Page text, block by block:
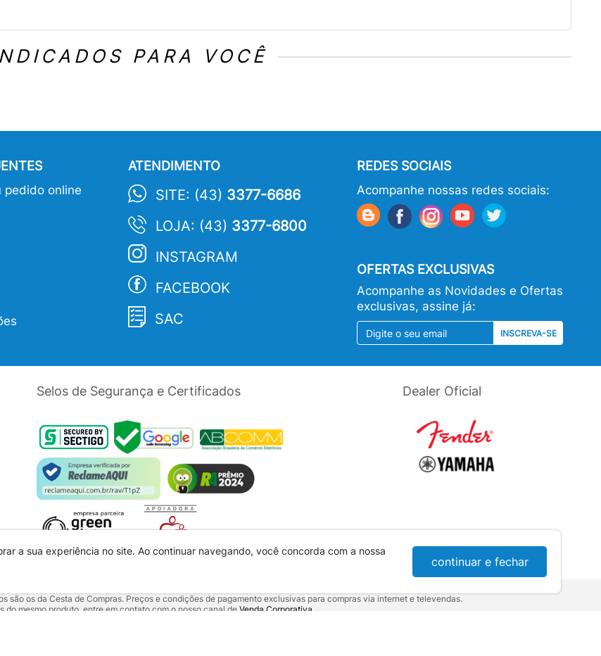
PARA VOCÊ
pedido online
ATENDIMENTO
SITE: (43) 3377-6686
LOJA: (43) 3377-6800
INSTAGRAM
FACEBOOK
SAC
REDES SOCIAIS
Acompanhe nossas redes sociais:
OFERTAS EXCLUSIVAS
Acompanhe as Novidades e Ofertas
exclusivas, assine já:
INSCREVA-SE
Selos de Segurança e Certificados Dealer Oficial
são os da Cesta de Compras. Preços e condições de pagamento exclusivas para compras via internet e televendas.
mesmo produto, entre em contato com o nosso canal de Venda Corporativa
a sua experiência no site. Ao continuar navegando, você concorda com a nossa
continuar e fechar